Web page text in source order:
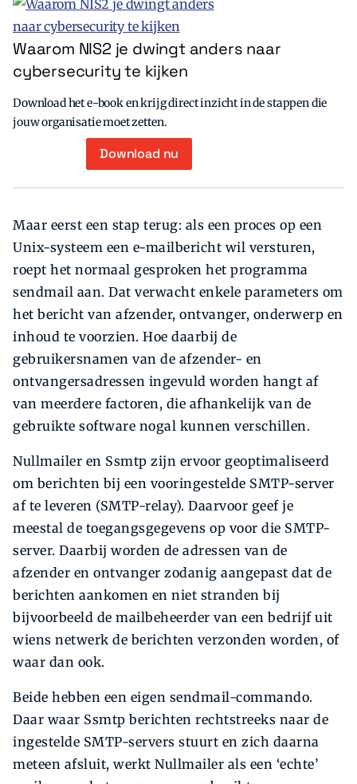
Waarom NIS2 je dwingt anders naar
cybersecurity te kijken
Download het e-book en krijg direct inzicht in de stappen die
jouw organisatie moet zetten.
Download nu
Maar eerst een stap terug: als een proces op een
Unix-systeem een e-mailbericht wil versturen,
roept het normaal gesproken het programma
sendmail aan. Dat verwacht enkele parameters om
het bericht van afzender, ontvanger, onderwerp en
inhoud te voorzien. Hoe daarbij de
gebruikersnamen van de afzender- en
ontvangersadressen ingevuld worden hangt af
van meerdere factoren, die afhankelijk van de
gebruikte software nogal kunnen verschillen.
Nullmailer en Ssmtp zijn ervoor geoptimaliseerd
om berichten bij een vooringestelde SMTP-server
af te leveren (SMTP-relay). Daarvoor geef je
meestal de toegangsgegevens op voor die SMTP-
server. Daarbij worden de adressen van de
afzender en ontvanger zodanig aangepast dat de
berichten aankomen en niet stranden bij
bijvoorbeeld de mailbeheerder van een bedrijf uit
wiens netwerk de berichten verzonden worden, of
waar dan ook.
Beide hebben een eigen sendmail-commando.
Daar waar Ssmtp berichten rechtstreeks naar de
ingestelde SMTP-servers stuurt en zich daarna
meteen afsluit, werkt Nullmailer als een ‘echte’